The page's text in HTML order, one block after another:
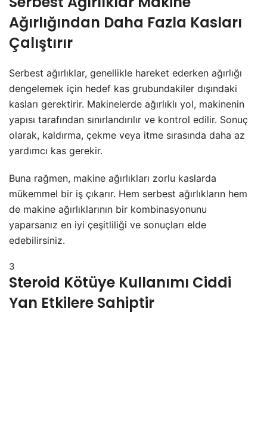
Ağırlığından Daha Fazla Kasları
Çalıştırır
Serbest ağırlıklar, genellikle hareket ederken ağırlığı
dengelemek için hedef kas grubundakiler dışındaki
kasları gerektirir. Makinelerde ağırlıklı yol, makinenin
yapısı tarafından sınırlandırılır ve kontrol edilir. Sonuç
olarak, kaldırma, çekme veya itme sırasında daha az
yardımcı kas gerekir.
Buna rağmen, makine ağırlıkları zorlu kaslarda
mükemmel bir iş çıkarır. Hem serbest ağırlıkların hem
de makine ağırlıklarının bir kombinasyonunu
yaparsanız en iyi çeşitliliği ve sonuçları elde
edebilirsiniz.
3
Steroid Kötüye Kullanımı Ciddi
Yan Etkilere Sahiptir